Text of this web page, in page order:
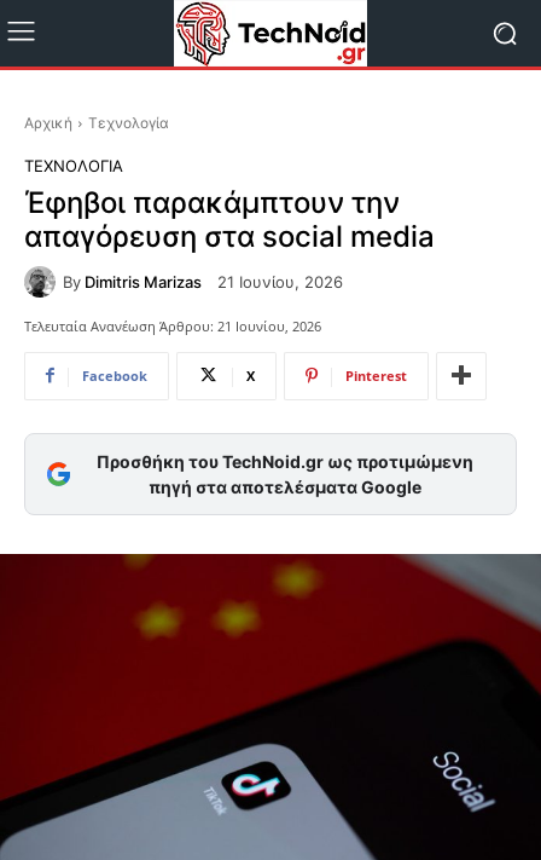
Αρχική Τεχνολογία
ΤΕΧΝΟΛΟΓΊΑ
Έφηβοι παρακάμπτουν την
απαγόρευση στα social media
By Dimitris Marizas 21 Ιουνίου, 2026
Τελευταία Ανανέωση Άρθρου: 21 Ιουνίου, 2026
Facebook X Pinterest
Προσθήκη του TechNoid.gr ως προτιμώμενη
πηγή στα αποτελέσματα Google